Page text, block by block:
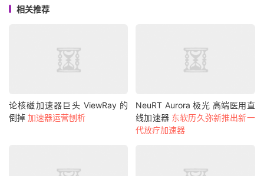
相关推荐
论核磁加速器巨头 ViewRay 的
倒掉 加速器运营刨析
NeuRT Aurora 极光 高端医用直
线加速器 东软历久弥新推出新一
代放疗加速器